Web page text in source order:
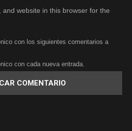
and website in this browser for the
con los siguientes comentarios a
con cada nueva entrada.